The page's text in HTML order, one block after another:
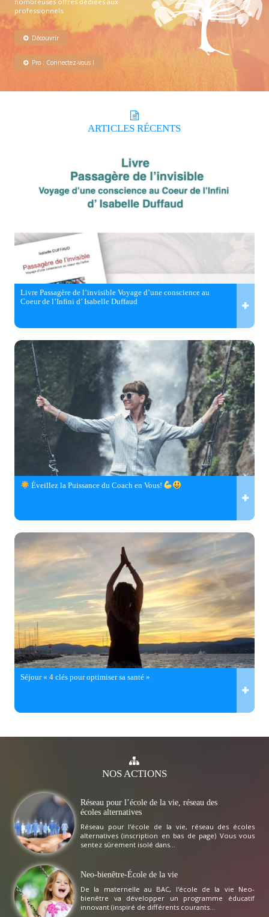
professionnels.
Découvrir
Pro : Connectez-vous !
ARTICLES RÉCENTS
Livre Passagère de l’invisible Voyage d’une conscience au
Coeur de l’Infini d’ Isabelle Duffaud
Éveillez la Puissance du Coach en Vous!
Séjour « 4 clés pour optimiser sa santé »
NOSACTIONS
Réseau pour l’école de la vie, réseau des
écoles alternatives
Réseau pour l'école de la vie, réseau des écoles
alternatives (inscription en bas de page) Vous vous
sentez sûrement isolé dans...
Neo-bienêtre-École de la vie
De la maternelle au BAC, l'école de la vie Neo-
bienêtre va développer un programme éducatif
innovant (inspiré de différents courants...